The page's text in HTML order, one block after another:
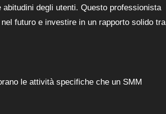
degli utenti. Questo professionista
futuro e investire in un rapporto solido tra
le attività specifiche che un SMM